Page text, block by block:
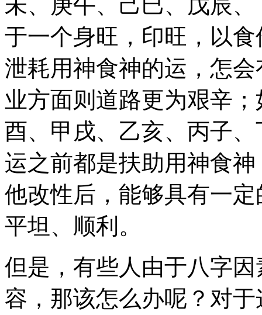
于一个身旺，印旺，以
泄耗用神食神的运，怎
业方面则道路更为艰辛
酉、甲戌、乙亥、丙子
运之前都是扶助用神食
他改性后，能够具有一
平坦、顺利。
但是，有些人由于八字
容，那该怎么办呢？对